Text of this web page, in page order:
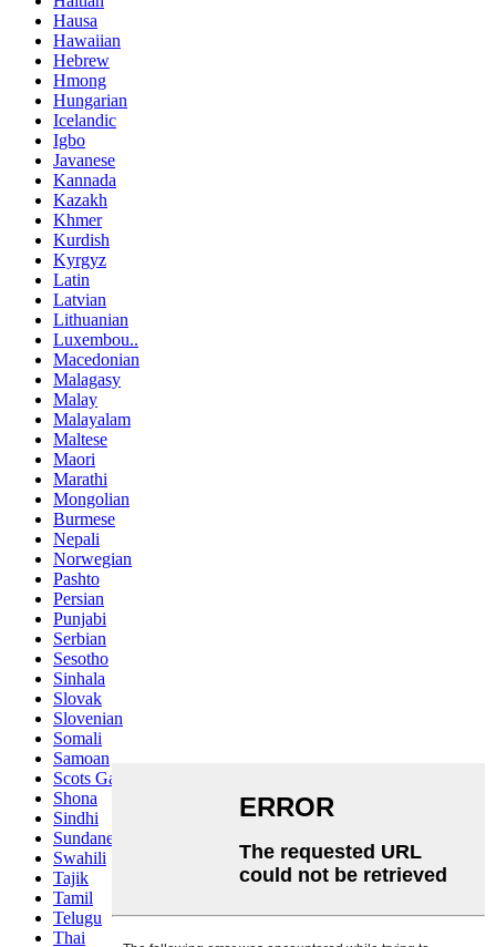
Hausa
Hawaiian
Hebrew
Hmong
Hungarian
Icelandic
Igbo
Javanese
Kannada
Kazakh
Khmer
Kurdish
Kyrgyz
Latin
Latvian
Lithuanian
Luxembou..
Macedonian
Malagasy
Malay
Malayalam
Maltese
Maori
Marathi
Mongolian
Burmese
Nepali
Norwegian
Pashto
Persian
Punjabi
Serbian
Sesotho
Sinhala
Slovak
Slovenian
Somali
Samoan
Scots Gaelic
Shona
Sindhi
Sundanese
Swahili
Tajik
Tamil
Telugu
Thai